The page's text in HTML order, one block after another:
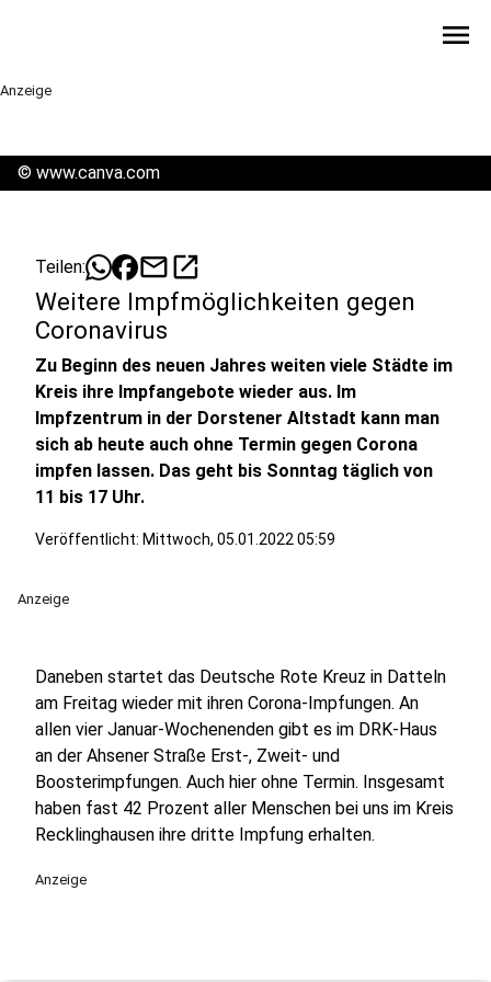
menu
Anzeige
© www.canva.com
Teilen: mailopen_in_new
Weitere Impfmöglichkeiten gegen
Coronavirus
Zu Beginn des neuen Jahres weiten viele Städte im
Kreis ihre Impfangebote wieder aus. Im
Impfzentrum in der Dorstener Altstadt kann man
sich ab heute auch ohne Termin gegen Corona
impfen lassen. Das geht bis Sonntag täglich von
11 bis 17 Uhr.
Veröffentlicht: Mittwoch, 05.01.2022 05:59
Anzeige
Daneben startet das Deutsche Rote Kreuz in Datteln
am Freitag wieder mit ihren Corona-Impfungen. An
allen vier Januar-Wochenenden gibt es im DRK-Haus
an der Ahsener Straße Erst-, Zweit- und
Boosterimpfungen. Auch hier ohne Termin. Insgesamt
haben fast 42 Prozent aller Menschen bei uns im Kreis
Recklinghausen ihre dritte Impfung erhalten.
Anzeige